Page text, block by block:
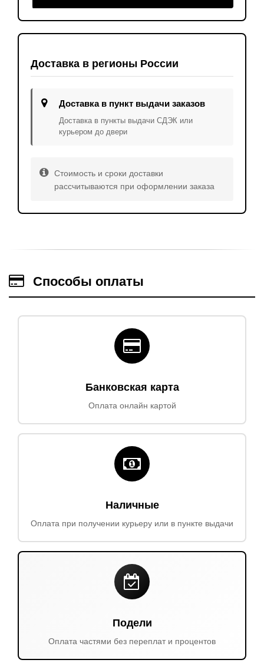
Доставка в регионы России
Доставка в пункт выдачи заказов
Доставка в пункты выдачи СДЭК или
курьером до двери
Стоимость и сроки доставки
рассчитываются при оформлении заказа
Способы оплаты
Банковская карта
Оплата онлайн картой
Наличные
Оплата при получении курьеру или в пункте выдачи
Подели
Оплата частями без переплат и процентов